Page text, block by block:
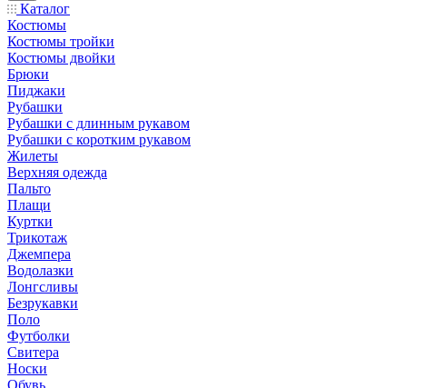
Каталог
Костюмы
Костюмы тройки
Костюмы двойки
Брюки
Пиджаки
Рубашки
Рубашки с длинным рукавом
Рубашки с коротким рукавом
Жилеты
Верхняя одежда
Пальто
Плащи
Куртки
Трикотаж
Джемпера
Водолазки
Лонгсливы
Безрукавки
Поло
Футболки
Свитера
Носки
Обувь